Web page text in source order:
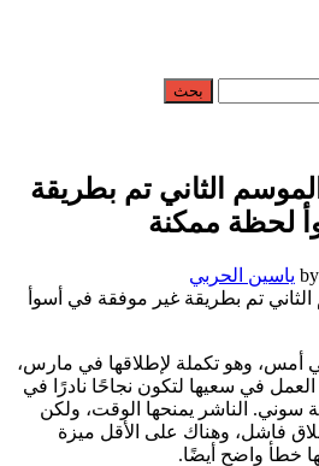
الثاني تم بطريقة
لحظة ممكنة
by ياسين الحربي
أمس، وهو تكملة لإطلاقها في مارس،
في سعيها لتكون نجاحًا نادرًا في
الناشر يمنحها الوقت، ولكن
فاشل، وهناك على الأقل ميزة
خطأ واضح أيضًا.